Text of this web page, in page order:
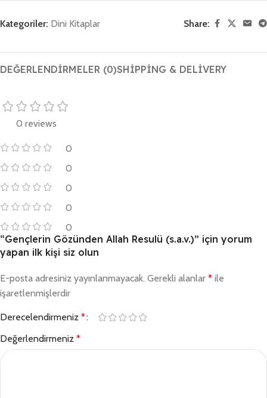
Kategoriler: Dini Kitaplar Share:
DEĞERLENDIRMELER (0)SHIPPING & DELIVERY
0 reviews
0
0
0
0
0
“Gençlerin Gözünden Allah Resulü (s.a.v.)” için yorum
yapan ilk kişi siz olun
E-posta adresiniz yayınlanmayacak. Gerekli alanlar * ile
işaretlenmişlerdir
Derecelendirmeniz *
Değerlendirmeniz *